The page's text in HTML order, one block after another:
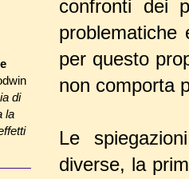
confronti dei
per questo
non comporta
Le
diverse, la
di
la